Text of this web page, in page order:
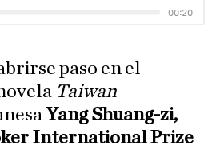
paso en el
Taiwan
Yang Shuang-zi,
International Prize